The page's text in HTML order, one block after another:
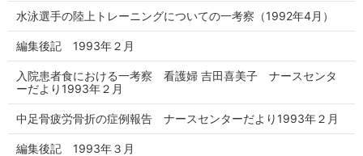
水泳選手の陸上トレーニングについての一考察（1992年4月）
編集後記 1993年２月
入院患者食における一考察 看護婦 吉田喜美子 ナースセンタ
ーだより1993年２月
中足骨疲労骨折の症例報告 ナースセンターだより1993年２月
編集後記 1993年３月